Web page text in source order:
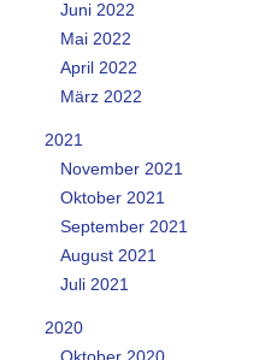
Juni 2022
Mai 2022
April 2022
März 2022
2021
November 2021
Oktober 2021
September 2021
August 2021
Juli 2021
2020
Oktober 2020